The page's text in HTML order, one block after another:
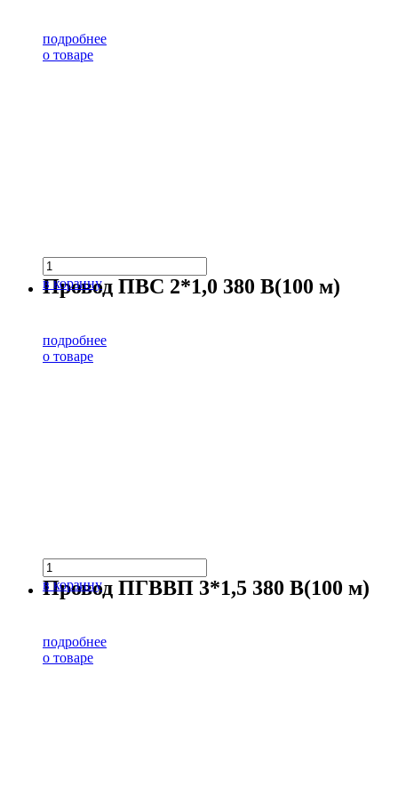
подробнее
о товаре
в корзину
Провод ПВС 2*1,0 380 В(100 м)
подробнее
о товаре
в корзину
Провод ПГВВП 3*1,5 380 В(100 м)
подробнее
о товаре